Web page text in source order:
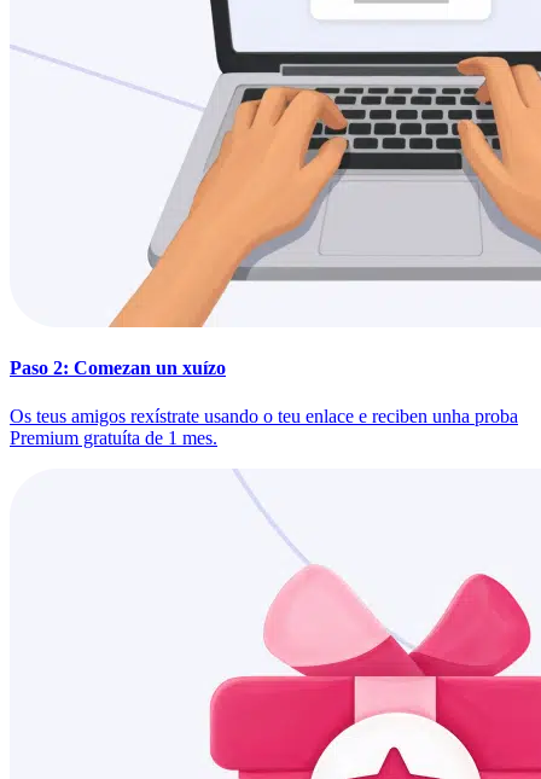
Paso 2: Comezan un xuízo
Os teus amigos rexístrate usando o teu enlace e reciben unha proba
Premium gratuíta de 1 mes.